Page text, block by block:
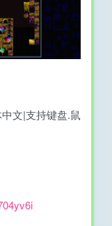
文|支持键盘.鼠